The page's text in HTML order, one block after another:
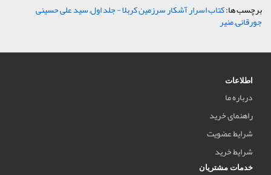
برچسب ها:کتاب اسرار آشکار سرزمین کربلا - جلد اول,سید علی حسینی
جورقانی,منیر
اطلاعات
درباره ما
راهنمای خرید
شرایط عضویت
شرایط خرید
خدمات مشتریان